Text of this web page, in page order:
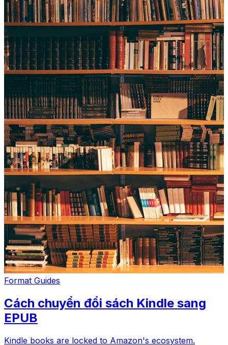
Format Guides
Cách chuyển đổi sách Kindle sang
EPUB
Kindle books are locked to Amazon's ecosystem.